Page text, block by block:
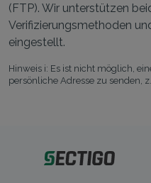
(FTP). Wir unterstützen
Verifizierungsmethoden
eingestellt.
Hinweis i: Es ist nicht möglich,
persönliche Adresse zu senden,